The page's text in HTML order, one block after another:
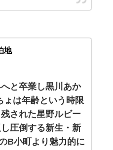
地
と卒業し黒川あか
ょは年齢という時限
された星野ルビー
圧倒する新生・新
B小町より魅力的に